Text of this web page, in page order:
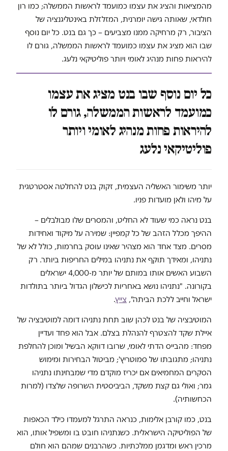
מהמציאות והציג את עצמו כמועמד לראשות הממשלה; כמו רון
חולדאי, שאותה גישה יומרנית, המזלזלת באינטליגנציה של
הציבור, רק מרחיקה ממנו מצביעים – כך גם בנט. כל יום נוסף
שבו הוא מציג את עצמו כמועמד לראשות הממשלה, גורם לו
להיראות פחות מנהיג לאומי ויותר פוליטיקאי נלעג.
כל יום נוסף שבו בנט מציג את עצמו
כמועמד לראשות הממשלה, גורם לו
להיראות פחות מנהיג לאומי ויותר
פוליטיקאי נלעג
יותר משימור האשליה העצמית, זקוק בנט להחלטה אסטרטגית
על מיהו ולאן מועדות פניו.
בנט נראה כמי שעוד לא החליט, והמסרים שלו מבולבלים –
ההיפך מכלל הזהב של כל קמפיין: שמירה על מיקוד ואחידות
מסרים. מצד אחד הוא מצהיר שאינו עוסק בחרמות, כולל לא של
נתניהו, ומאידך תוקף את נתניהו במילים החריפות ביותר. רק
השבוע האשים אותו במותם של יותר מ-4,000 ישראלים
בקורונה. "נתניהו נושא באחריות לכישלון הגדול ביותר בתולדות
ישראל וחייב ללכת הביתה", צייץ.
המוטיבציה של בנט לכהן שוב תחת נתניהו דומה למוטיבציה של
איילת שקד להצטרף להנהלת בצלם. אבל הוא פחד ועדיין
מפחד: מהבייס הדתי לאומי, שרובו דווקא הבשיל ומוכן להחלפת
נתניהו; מתגובתו של סמוטריץ'; מביטול הבחירות ומימוש
הסקרים המחמיאים אם יכריז מוקדם מדי שמבחינתו נתניהו
גמר; ואולי גם קצת משקד, הביביסטית השרופה שלצדו (למרות
הכחשותיה).
בנט, כמו קורבן אלימות, כנראה התרגל למעמדו כילד הכאפות
של הפוליטיקה הישראלית. כשנתניהו חובט בו ומשפיל אותו, הוא
מרכין ראש ומדגמן ממלכתיות. כשהרבנים שמהם הוא חולם